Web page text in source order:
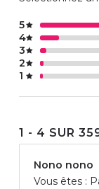
1
2
3
4
5
1 - 4 SUR
Nono nono
Vous êtes :